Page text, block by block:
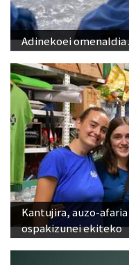
Adinekoei
Kantujira, auzo-
ospakizunei ekiteko